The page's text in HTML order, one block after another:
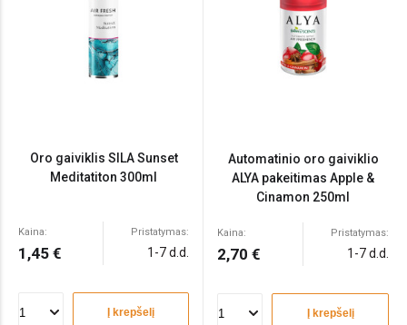
Oro gaiviklis SILA Sunset
Meditatiton 300ml
Kaina:
1,45 €
Pristatymas:
1-7 d.d.
Į krepšelį
Automatinio oro gaiviklio
ALYA pakeitimas Apple &
Cinamon 250ml
Kaina:
2,70 €
Pristatymas:
1-7 d.d.
Į krepšelį